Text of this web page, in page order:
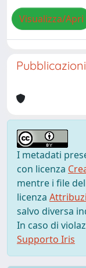
Visualizza/Apri
I metadati
con licenza
mentre i file
licenza
salvo diversa
In caso di
Supporto Iris